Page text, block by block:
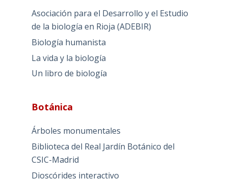
Asociación para el Desarrollo y el Estudio
de la biología en Rioja (ADEBIR)
Biología humanista
La vida y la biología
Un libro de biología
Botánica
Árboles monumentales
Biblioteca del Real Jardín Botánico del
CSIC-Madrid
Dioscórides interactivo